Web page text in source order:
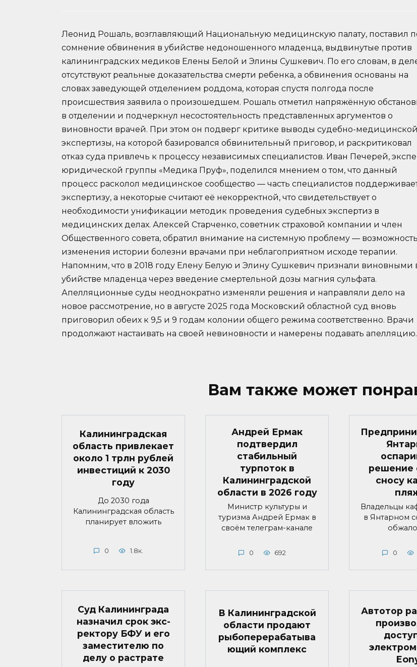
Леонид Рошаль, возглавляющий Национальную медицинскую палату, поставил
сомнение обвинения в убийстве недоношенного младенца, выдвинутые против
калининградских медиков Елены Белой и Элины Сушкевич. По его словам, в
отсутствуют реальные доказательства смерти ребенка, а обвинения основаны на
словах заведующей отделением роддома, которая спустя полгода после
происшествия заявила о произошедшем. Рошаль отметил напряжённую
в отделении и подчеркнул несостоятельность представленных аргументов о
виновности врачей. При этом он подверг критике выводы судебно-медицинской
экспертизы, на которой базировался обвинительный приговор, и раскритиковал
отказ суда привлечь к процессу независимых специалистов. Иван Печерей,
юридической группы «Медика Пруф», поделился мнением о том, что данный
процесс расколол медицинское сообщество — часть специалистов
экспертизу, а некоторые считают её некорректной, что свидетельствует о
необходимости унификации методик проведения судебных экспертиз в
медицинских делах. Алексей Старченко, советник страховой компании и член
Общественного совета, обратил внимание на системную проблему — возможность
изменения истории болезни врачами при неблагоприятном исходе терапии.
Напомним, что в 2018 году Елену Белую и Элину Сушкевич признали виновными
убийстве младенца через введение смертельной дозы магния сульфата.
Апелляционные суды неоднократно изменяли решения и направляли дело на
новое рассмотрение, но в августе 2025 года Московский областной суд вновь
приговорил обеих к 9,5 и 9 годам колонии общего режима соответственно. Врачи
продолжают настаивать на своей невиновности и намерены подавать апелляцию.
Вам также может
Калининградская
область привлекает
около 1 трлн рублей
инвестиций к 2030
году
До 2030 года
Калининградская область
планирует вложить
0 1.8к.
Андрей Ермак
подтвердил
стабильный
турпоток в
Калининградской
области в 2026 году
Министр культуры и
туризма Андрей Ермак в
своём телеграм-канале
0 692
решение
сносу
Владельцы
в Янтарном
0
Суд Калининграда
назначил срок экс-
ректору БФУ и его
заместителю по
делу о растрате
В Калининградской
области продают
рыбоперерабатыва
ющий комплекс
Автотор